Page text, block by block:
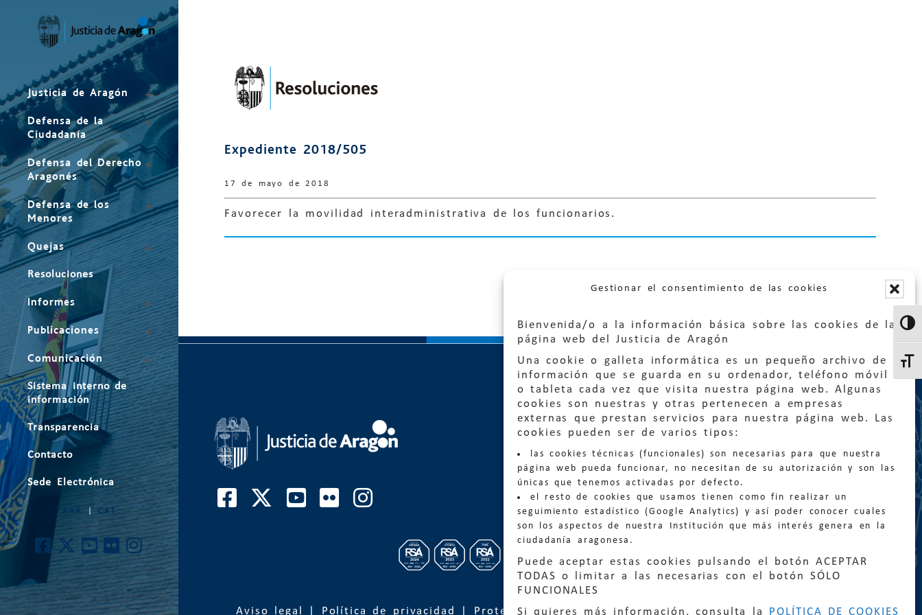
Gestionar el consentimiento de las cookies
Bienvenida/o a la información básica sobre las cookies de la
página web del Justicia de Aragón
Una cookie o galleta informática es un pequeño archivo de
información que se guarda en su ordenador, teléfono móvil
o tableta cada vez que visita nuestra página web. Algunas
cookies son nuestras y otras pertenecen a empresas
externas que prestan servicios para nuestra página web. Las
cookies pueden ser de varios tipos:
las cookies técnicas (funcionales) son necesarias para que nuestra
página web pueda funcionar, no necesitan de su autorización y son las
únicas que tenemos activadas por defecto.
el resto de cookies que usamos tienen como fin realizar un
seguimiento estadístico (Google Analytics) y así poder conocer cuales
son los aspectos de nuestra Institución que más interés genera en la
ciudadanía aragonesa.
Puede aceptar estas cookies pulsando el botón ACEPTAR
TODAS o limitar a las necesarias con el botón SÓLO
FUNCIONALES
Si quieres más información, consulta la
POLÍTICA DE COOKIES
Justicia de Aragón
Defensa de la
Ciudadanía
Defensa del Derecho
Aragonés
Defensa de los
Menores
Quejas
Resoluciones
Informes
Publicaciones
Comunicación
Sistema interno de
información
Transparencia
Contacto
Sede Electrónica
CAT
Expediente 2018/505
17 de mayo de 2018
Favorecer la movilidad interadministrativa de los funcionarios.
Quejas:quejas@eljusticiadearagon.es
Información general:
informacion@eljusticiadearagon.es
Teléfonos: 900 210 210/ 976 399 354
Aviso legal Política de privacidad Protección de Datos| Declaración de accesibilidad|Perfil del